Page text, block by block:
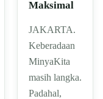
Maksimal
JAKARTA.
Keberadaan
MinyaKita
masih langka.
Padahal,